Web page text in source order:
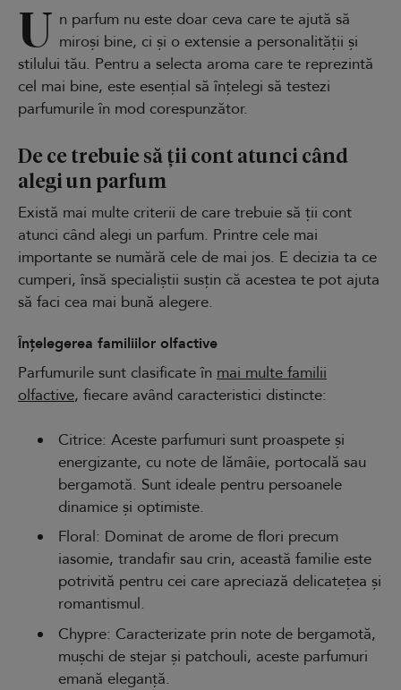
U n parfum nu este doar ceva care te ajută să
miroși bine, ci și o extensie a personalității și
stilului tău. Pentru a selecta aroma care te reprezintă
cel mai bine, este esențial să înțelegi să testezi
parfumurile în mod corespunzător.
De ce trebuie să ții cont atunci când
alegi un parfum
Există mai multe criterii de care trebuie să ții cont
atunci când alegi un parfum. Printre cele mai
importante se numără cele de mai jos. E decizia ta ce
cumperi, însă specialiștii susțin că acestea te pot ajuta
să faci cea mai bună alegere.
Înțelegerea familiilor olfactive
Parfumurile sunt clasificate în mai multe familii
olfactive, fiecare având caracteristici distincte:
Citrice: Aceste parfumuri sunt proaspete și
energizante, cu note de lămâie, portocală sau
bergamotă. Sunt ideale pentru persoanele
dinamice și optimiste.
Floral: Dominat de arome de flori precum
iasomie, trandafir sau crin, această familie este
potrivită pentru cei care apreciază delicatețea și
romantismul.
Chypre: Caracterizate prin note de bergamotă,
mușchi de stejar și patchouli, aceste parfumuri
emană eleganță.